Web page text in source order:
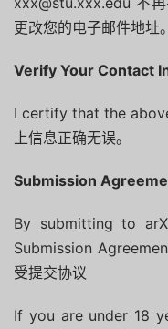
更改您的电子邮件地址。
Verify Your Contact
I certify that the
上信息正确无误。
Submission
By submitting to
Submission
受提交协议
If you are under 18